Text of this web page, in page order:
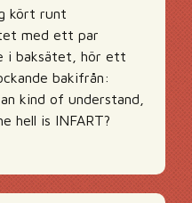
kört runt
med ett par
i baksätet, hör ett
bakifrån:
kind of understand,
hell is INFART?